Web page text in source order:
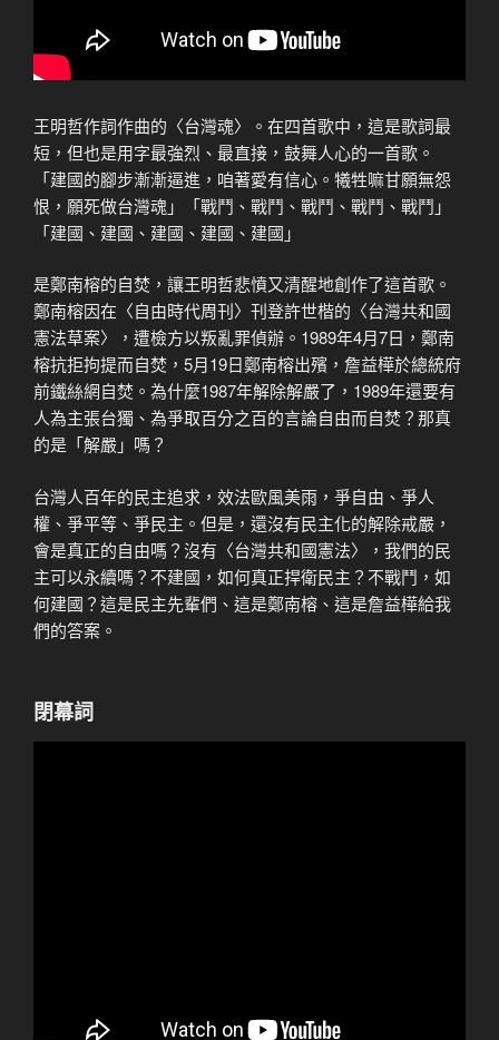
王明哲作詞作曲的〈台灣魂〉。在四首歌中，這是歌詞最
短，但也是用字最強烈、最直接，鼓舞人心的一首歌。
「建國的腳步漸漸逼進，咱著愛有信心。犧牲嘛甘願無怨
恨，願死做台灣魂」「戰鬥、戰鬥、戰鬥、戰鬥、戰鬥」
「建國、建國、建國、建國、建國」
是鄭南榕的自焚，讓王明哲悲憤又清醒地創作了這首歌。
鄭南榕因在〈自由時代周刊〉刊登許世楷的〈台灣共和國
憲法草案〉，遭檢方以叛亂罪偵辦。1989年4月7日，鄭南
榕抗拒拘提而自焚，5月19日鄭南榕出殯，詹益樺於總統府
前鐵絲網自焚。為什麼1987年解除解嚴了，1989年還要有
人為主張台獨、為爭取百分之百的言論自由而自焚？那真
的是「解嚴」嗎？
台灣人百年的民主追求，效法歐風美雨，爭自由、爭人
權、爭平等、爭民主。但是，還沒有民主化的解除戒嚴，
會是真正的自由嗎？沒有〈台灣共和國憲法〉，我們的民
主可以永續嗎？不建國，如何真正捍衛民主？不戰鬥，如
何建國？這是民主先輩們、這是鄭南榕、這是詹益樺給我
們的答案。
閉幕詞